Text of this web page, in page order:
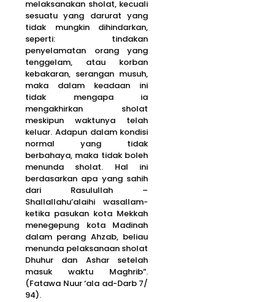
melaksanakan sholat, kecuali
sesuatu yang darurat yang
tidak mungkin dihindarkan,
seperti: tindakan
penyelamatan orang yang
tenggelam, atau korban
kebakaran, serangan musuh,
maka dalam keadaan ini
tidak mengapa ia
mengakhirkan sholat
meskipun waktunya telah
keluar. Adapun dalam kondisi
normal yang tidak
berbahaya, maka tidak boleh
menunda sholat. Hal ini
berdasarkan apa yang sahih
dari Rasulullah –
Shallallahu’alaihi wasallam-
ketika pasukan kota Mekkah
menegepung kota Madinah
dalam perang Ahzab, beliau
menunda pelaksanaan sholat
Dhuhur dan Ashar setelah
masuk waktu Maghrib”.
(Fatawa Nuur ‘ala ad-Darb 7/
94).